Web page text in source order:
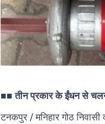
■■ तीन प्रकार के ईंधन से चलने
टनकपुर / मनिहार गोठ